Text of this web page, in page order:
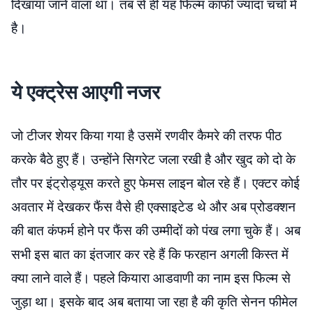
दिखाया जाने वाला था। तब से ही यह फिल्म काफी ज्यादा चर्चा में
है।
ये एक्ट्रेस आएगी नजर
जो टीजर शेयर किया गया है उसमें रणवीर कैमरे की तरफ पीठ
करके बैठे हुए हैं। उन्होंने सिगरेट जला रखी है और खुद को दो के
तौर पर इंट्रोड्यूस करते हुए फेमस लाइन बोल रहे हैं। एक्टर कोई
अवतार में देखकर फैंस वैसे ही एक्साइटेड थे और अब प्रोडक्शन
की बात कंफर्म होने पर फैंस की उम्मीदों को पंख लगा चुके हैं। अब
सभी इस बात का इंतजार कर रहे हैं कि फरहान अगली किस्त में
क्या लाने वाले हैं। पहले कियारा आडवाणी का नाम इस फिल्म से
जुड़ा था। इसके बाद अब बताया जा रहा है की कृति सेनन फीमेल